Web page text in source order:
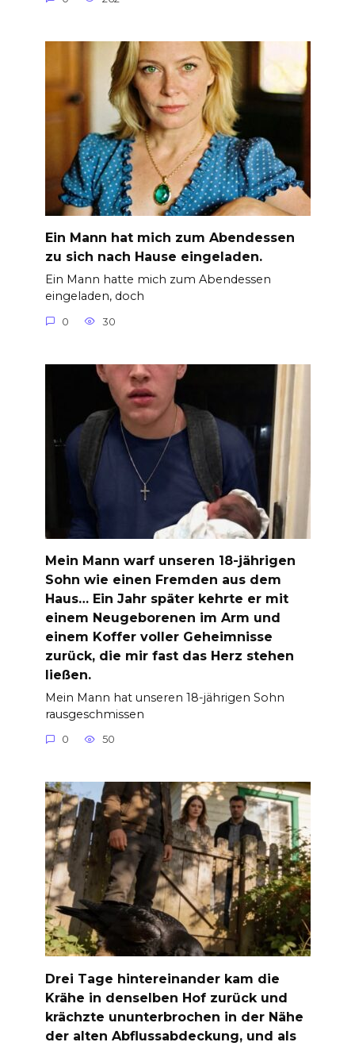
Ein Mann hat mich zum Abendessen
zu sich nach Hause eingeladen.
Ein Mann hatte mich zum Abendessen
eingeladen, doch
0 30
Mein Mann warf unseren 18-jährigen
Sohn wie einen Fremden aus dem
Haus… Ein Jahr später kehrte er mit
einem Neugeborenen im Arm und
einem Koffer voller Geheimnisse
zurück, die mir fast das Herz stehen
ließen.
Mein Mann hat unseren 18-jährigen Sohn
rausgeschmissen
0 50
Drei Tage hintereinander kam die
Krähe in denselben Hof zurück und
krächzte ununterbrochen in der Nähe
der alten Abflussabdeckung, und als